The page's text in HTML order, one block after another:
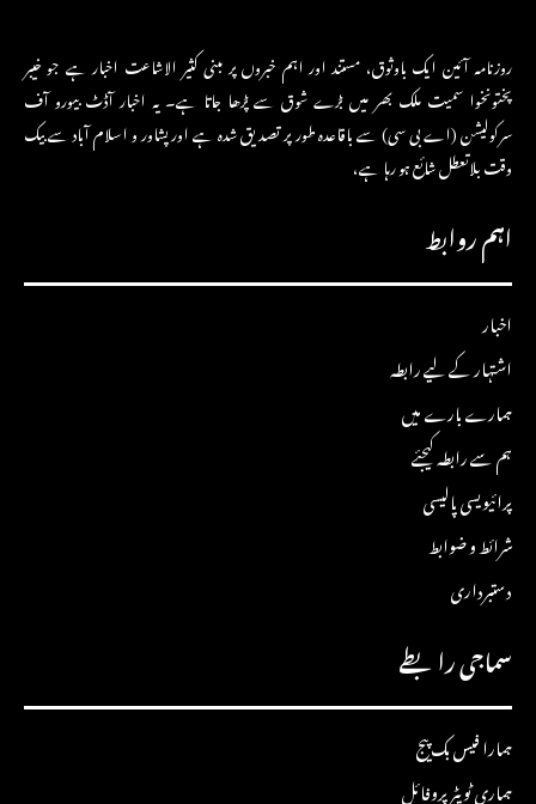
روزنامہ آئین ایک باوثوق، مستند اور اہم خبروں پر مبنی کثیر الاشاعت اخبار ہے جو خیبر
پختونخوا سمیت ملک بھر میں بڑے شوق سے پڑھا جاتا ہے۔ یہ اخبار آڈٹ بیورو آف
سرکولیشن (اے بی سی) سے باقاعدہ طور پر تصدیق شدہ ہے اور پشاور و اسلام آباد سے بیک
وقت بلاتعطل شائع ہو رہا ہے،
اہم روابط
اخبار
اشتہار کے لیے رابطہ
ہمارے بارے میں
ہم سے رابطہ کیجئے
پرائیویسی پالیسی
شرائط و ضوابط
دستبرداری
سماجی رابطے
ہمارا فیس بک پیج
ہماری ٹویٹر پروفائل